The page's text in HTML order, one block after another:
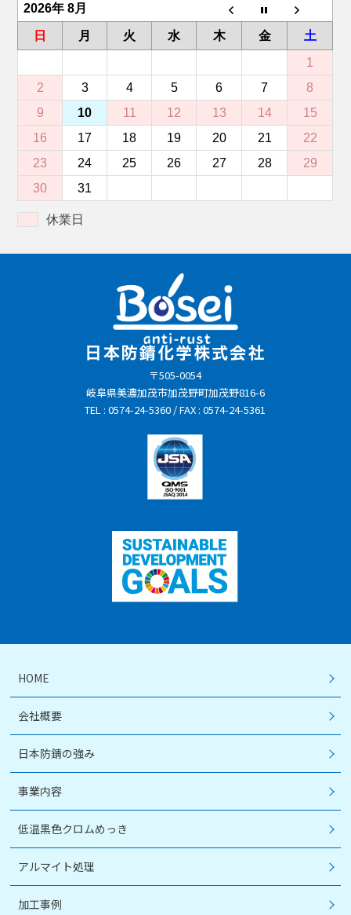
2026年 8月
日 月 火 水 木 金
土
1
2
3 4 5 6 7
8
9
10 11 12 13 14
15
16
17 18 19 20 21
22
23
24 25 26 27 28
29
30
31
休業日
〒505-0054
岐阜県美濃加茂市加茂野町加茂野816-6
TEL : 0574-24-5360 / FAX : 0574-24-5361
HOME
会社概要
日本防錆の強み
事業内容
低温黒色クロムめっき
アルマイト処理
加工事例